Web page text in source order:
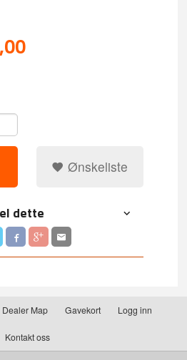
Ønskeliste
dette
Dealer Map Gavekort Logg inn
Kontakt oss